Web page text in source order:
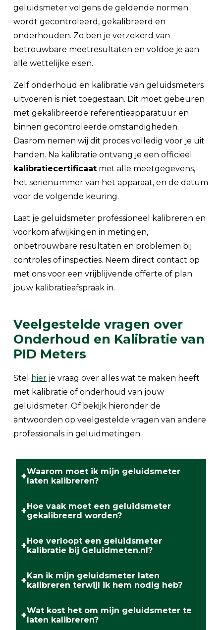
geluidsmeter volgens de geldende normen
wordt gecontroleerd, gekalibreerd en
onderhouden. Zo ben je verzekerd van
betrouwbare meetresultaten en voldoe je aan
alle wettelijke eisen.
Zelf onderhoud en kalibratie van geluidsmeters
uitvoeren is niet toegestaan. Dit moet gebeuren
met gekalibreerde referentieapparatuur en
binnen gecontroleerde omstandigheden.
Daarom nemen wij dit proces volledig voor je uit
handen. Na kalibratie ontvang je een officieel
kalibratiecertificaat met alle meetgegevens,
het serienummer van het apparaat, en de datum
voor de volgende keuring.
Laat je geluidsmeter professioneel kalibreren en
voorkom afwijkingen in metingen,
onbetrouwbare resultaten en problemen bij
controles of inspecties. Neem direct contact op
met ons voor een vrijblijvende offerte of plan
jouw kalibratieafspraak in.
Veelgestelde vragen over
Onderhoud en Kalibratie van
PID Meters
Stel hier je vraag over alles wat te maken heeft
met kalibratie of onderhoud van jouw
geluidsmeter. Of bekijk hieronder de
antwoorden op veelgestelde vragen van andere
professionals in geluidmetingen:
+Waarom moet ik mijn geluidsmeter
laten kalibreren?
Kalibratie zorgt ervoor dat jouw geluidsmeter
meetresultaten blijft geven. Door slijtage,
veroudering en omgevingsinvloeden kunnen
voorkomt onbetrouwbare metingen en
richtlijnen.
+Hoe vaak moet een geluidsmeter
gekalibreerd worden?
Wij adviseren om je geluidsmeter minimaal
ook vaak verplicht bij certificeringen, audits en
voor het waarborgen van meetzekerheid in
+Hoe verloopt een geluidsmeter
kalibratie bij Geluidmeten.nl?
Geluidmeten.nl is onderdeel van BaSystemen.
kalibratie van geluidmeters,
geluidsdosismeters en omgevingsmonitoren
+Kan ik mijn geluidsmeter laten
kalibreren terwijl ik hem nodig heb?
Ja! Wij regelen een vervangende
+Wat kost het om mijn geluidsmeter te
laten kalibreren?